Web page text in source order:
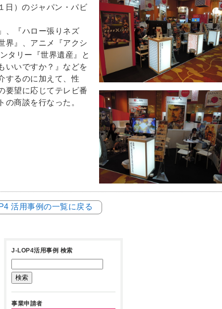
日）のジャパン・パビ
、『ハロー張りネズ
界』、アニメ『アクシ
タリー『世界遺産』と
いいですか？』などを
するのに加えて、性
要望に応じてテレビ番
商談を行なった。
活用事例の一覧に戻る
J-LOP4活用事例 検索
事業申請者